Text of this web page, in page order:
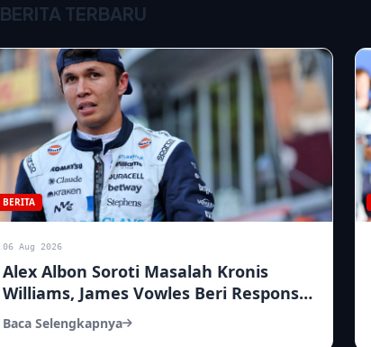
BERITA TERBARU
BERITA
06 Aug 2026
Alex Albon Soroti Masalah Kronis
Williams, James Vowles Beri Respons
Tegas
Baca Selengkapnya